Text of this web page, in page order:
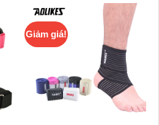
169,000₫.
Giảm giá!